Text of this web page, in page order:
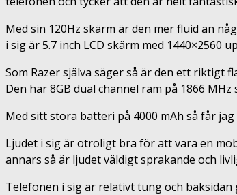
Med sin 120Hz skärm är den mer fluid än
i sig är 5.7 inch LCD skärm med 1440×2560
Som Razer själva säger så är den ett riktigt
Den har 8GB dual channel ram på 1866
Med sitt stora batteri på 4000 mAh så får
Ljudet i sig är otroligt bra för att vara en
annars så är ljudet väldigt sprakande och
Telefonen i sig är relativt tung och